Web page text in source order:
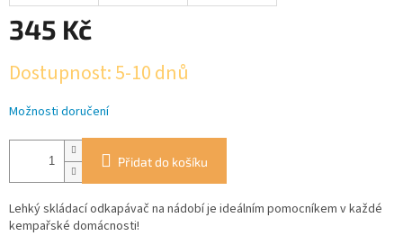
345 Kč
cena:
Dostupnost: 5-10 dnů
Možnosti doručení
Přidat do košíku
Lehký skládací odkapávač na nádobí je ideálním pomocníkem v každé
kempařské domácnosti!